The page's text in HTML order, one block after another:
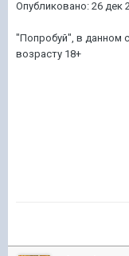
Опубликовано: 26 дек
"Попробуй", в данном
возрасту 18+